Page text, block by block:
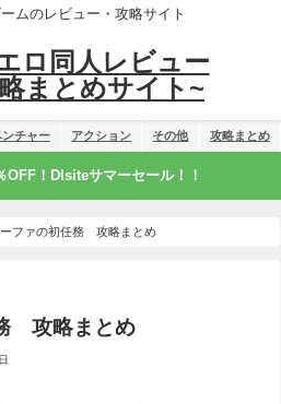
ムのレビュー・攻略サイト
ロ同人レビュー
まとめサイト~
ンチャー アクション その他 攻略まとめ
OFF！Dlsiteサマーセール！！
ーファの初任務 攻略まとめ
攻略まとめ